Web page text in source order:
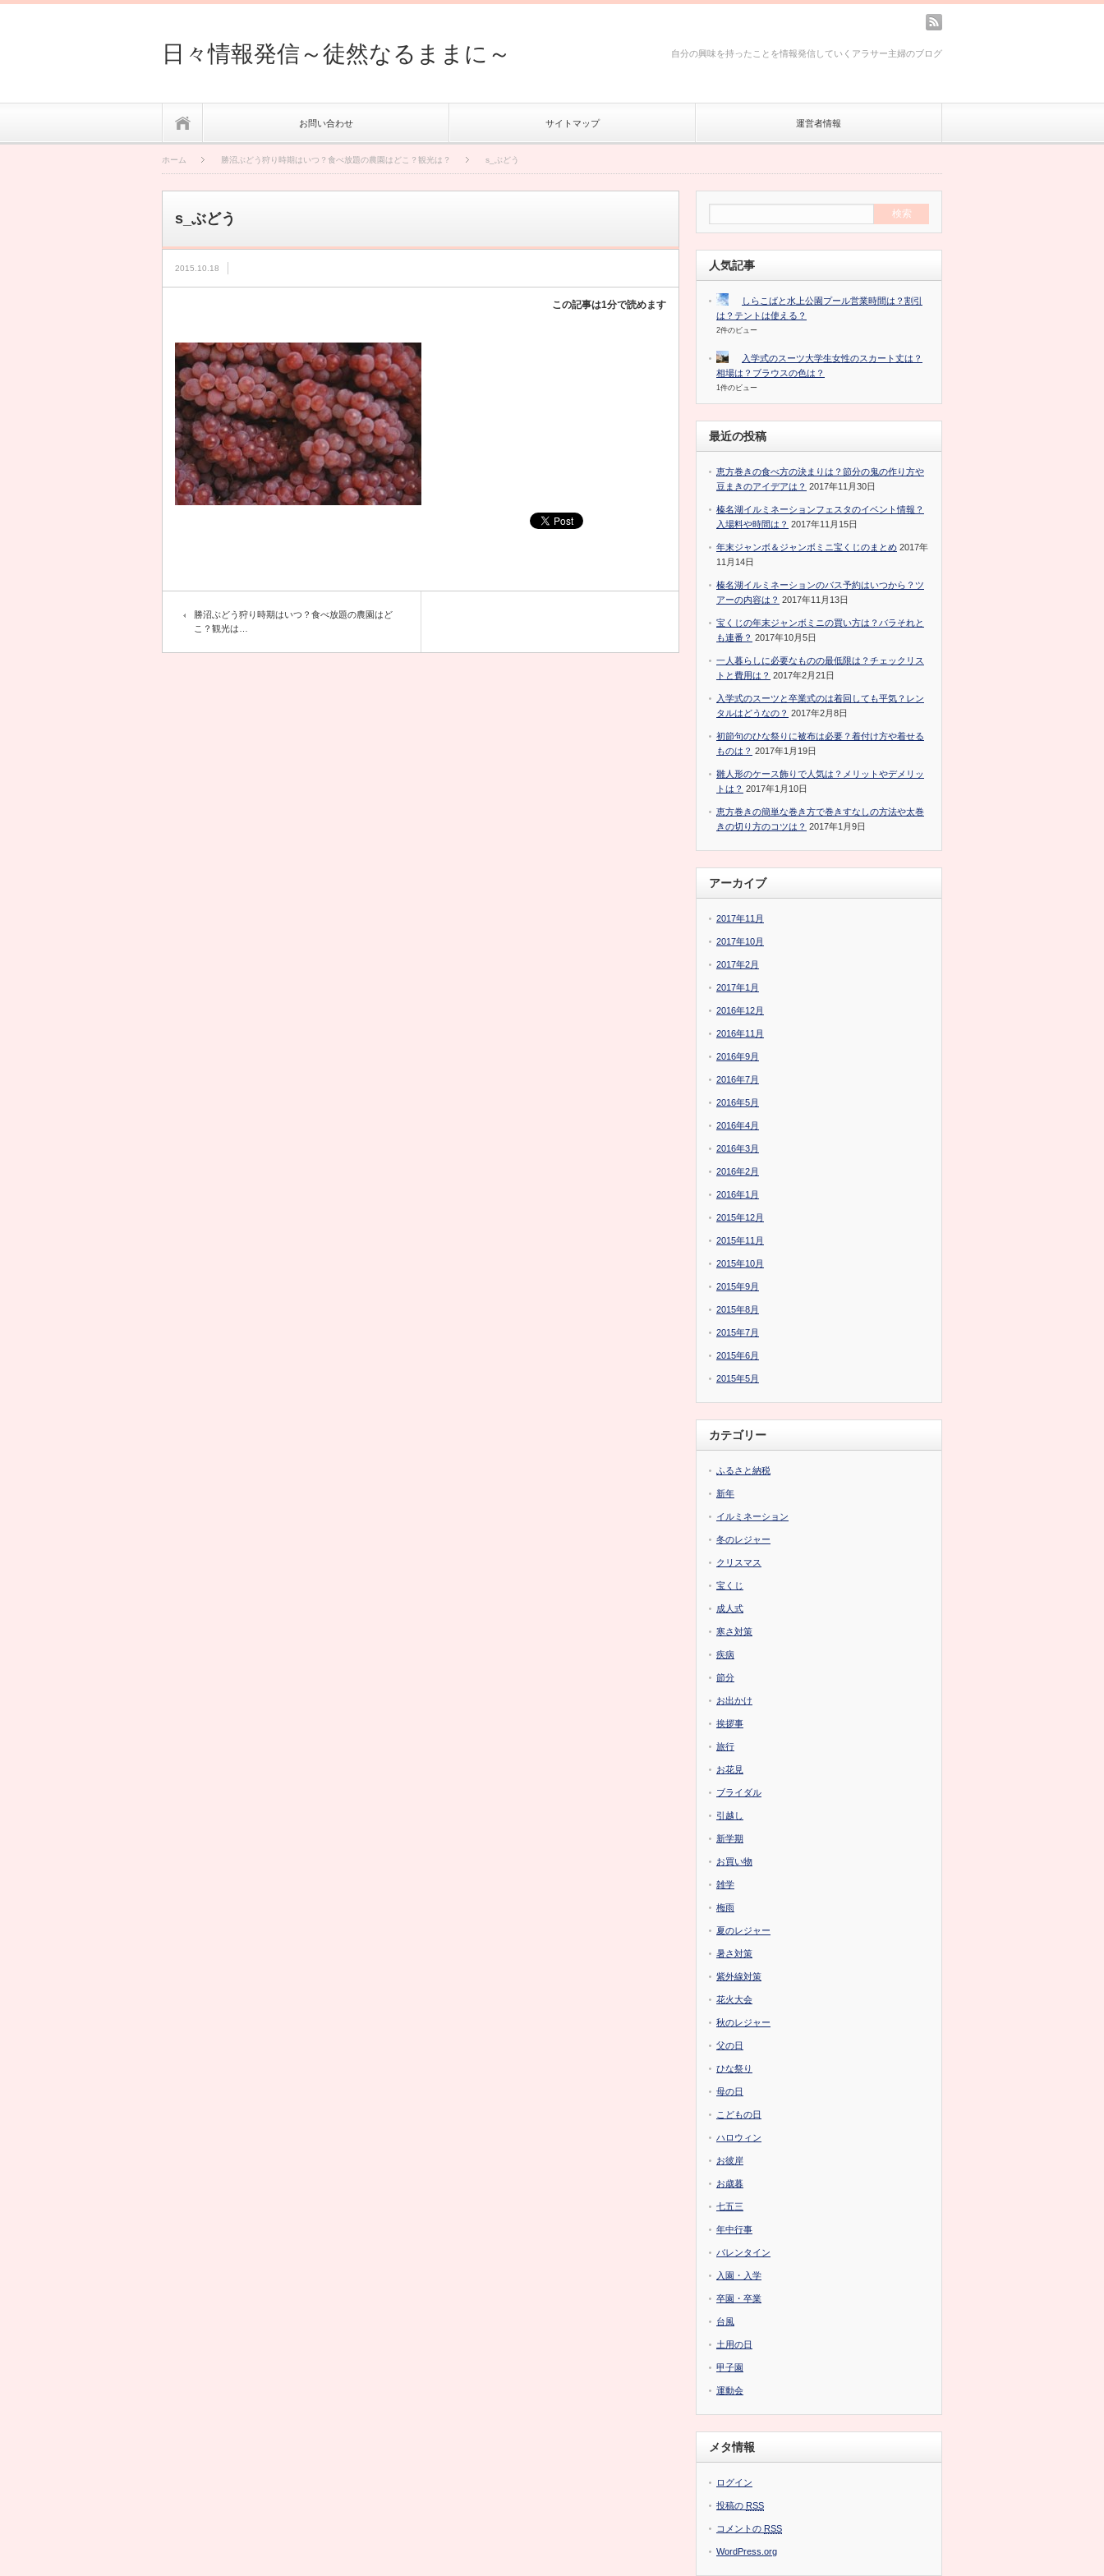
日々情報発信～徒然なるままに～ 自分の興味を持ったことを情報発信していくアラサー主婦のブログ
お問い合わせ サイトマップ 運営者情報
ホーム 勝沼ぶどう狩り時期はいつ？食べ放題の農園はどこ？観光は？ s_ぶどう
s_ぶどう
2015.10.18
この記事は1分で読めます
勝沼ぶどう狩り時期はいつ？食べ放題の農園はど
こ？観光は…
人気記事
しらこばと水上公園プール営業時間は？割引
は？テントは使える？
2件のビュー
入学式のスーツ大学生女性のスカート丈は？
相場は？ブラウスの色は？
1件のビュー
最近の投稿
恵方巻きの食べ方の決まりは？節分の鬼の作り方や
豆まきのアイデアは？ 2017年11月30日
榛名湖イルミネーションフェスタのイベント情報？
入場料や時間は？ 2017年11月15日
年末ジャンボ＆ジャンボミニ宝くじのまとめ 2017年
11月14日
榛名湖イルミネーションのバス予約はいつから？ツ
アーの内容は？ 2017年11月13日
宝くじの年末ジャンボミニの買い方は？バラそれと
も連番？ 2017年10月5日
一人暮らしに必要なものの最低限は？チェックリス
トと費用は？ 2017年2月21日
入学式のスーツと卒業式のは着回しても平気？レン
タルはどうなの？ 2017年2月8日
初節句のひな祭りに被布は必要？着付け方や着せる
ものは？ 2017年1月19日
雛人形のケース飾りで人気は？メリットやデメリッ
トは？ 2017年1月10日
恵方巻きの簡単な巻き方で巻きすなしの方法や太巻
きの切り方のコツは？ 2017年1月9日
アーカイブ
2017年11月
2017年10月
2017年2月
2017年1月
2016年12月
2016年11月
2016年9月
2016年7月
2016年5月
2016年4月
2016年3月
2016年2月
2016年1月
2015年12月
2015年11月
2015年10月
2015年9月
2015年8月
2015年7月
2015年6月
2015年5月
カテゴリー
ふるさと納税
新年
イルミネーション
冬のレジャー
クリスマス
宝くじ
成人式
寒さ対策
疾病
節分
お出かけ
挨拶事
旅行
お花見
ブライダル
引越し
新学期
お買い物
雑学
梅雨
夏のレジャー
暑さ対策
紫外線対策
花火大会
秋のレジャー
父の日
ひな祭り
母の日
こどもの日
ハロウィン
お彼岸
お歳暮
七五三
年中行事
バレンタイン
入園・入学
卒園・卒業
台風
土用の日
甲子園
運動会
メタ情報
ログイン
投稿の RSS
コメントの RSS
WordPress.org